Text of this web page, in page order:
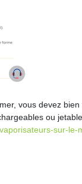
vous devez
ou
sur-le-